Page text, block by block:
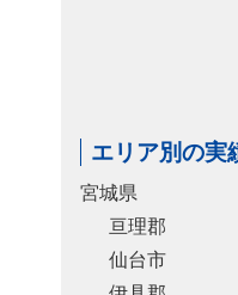
エリア別の実
宮城県
亘理郡
仙台市